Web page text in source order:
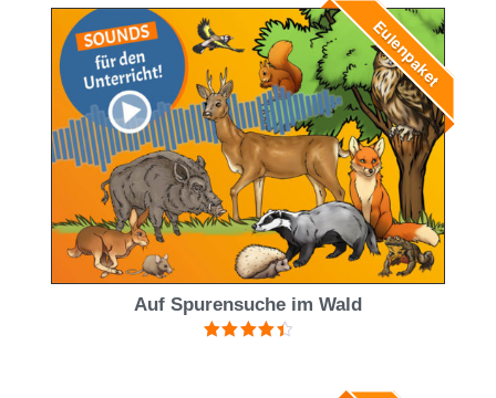
5.00von 5 Eulenpaket
Auf Spurensuche im Wald